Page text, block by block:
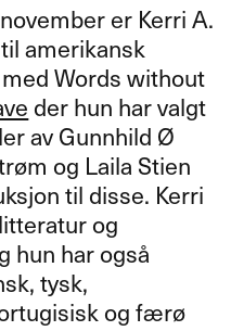
er Kerri A.
amerikansk
Words without
der hun har valgt
av Gunnhild ​Ø​
og Laila Stien
til disse. Kerri
og
hun har ogs​å
tysk,
og f​æ​r​ø​